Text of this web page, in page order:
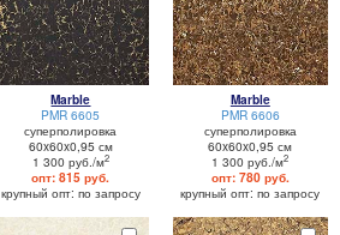
Marble
PMR 6605
суперполировка
60x60x0,95 см
1 300 руб./м2
опт: 815 руб.
крупный опт: по запросу
Marble
PMR 6606
суперполировка
60x60x0,95 см
1 300 руб./м2
опт: 780 руб.
крупный опт: по запросу